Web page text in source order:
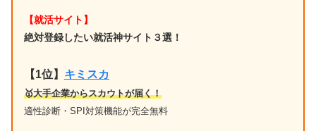
【就活サイト】
絶対登録したい就活神サイト３選！
【1位】 キミスカ
🥇大手企業からスカウトが届く！
適性診断・SPI対策機能が完全無料